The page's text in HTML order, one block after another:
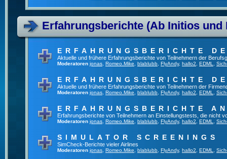
Erfahrungsberichte (Ab Initios und
ERFAHRUNGSBERICHTE
Aktuelle und frühere Erfahrungsberichte von Teilnehmern der
Moderatoren jonas Romeo.Mike blablubb FlyAndy, hallo2 EDML
ERFAHRUNGSBERICHTE
Aktuelle und frühere Erfahrungsberichte von Teilnehmern der
Moderatoren jonas Romeo.Mike blablubb FlyAndy, hallo2 EDML
ERFAHRUNGSBERICHTE
Erfahrungsberichte von Teilnehmern an Einstellungstests, die nicht
Moderatoren jonas Romeo.Mike blablubb FlyAndy, hallo2 EDML
SIMULATOR SCREENINGS
SimCheck-Berichte vieler Airlines
Moderatoren jonas Romeo.Mike blablubb FlyAndy, hallo2 EDML